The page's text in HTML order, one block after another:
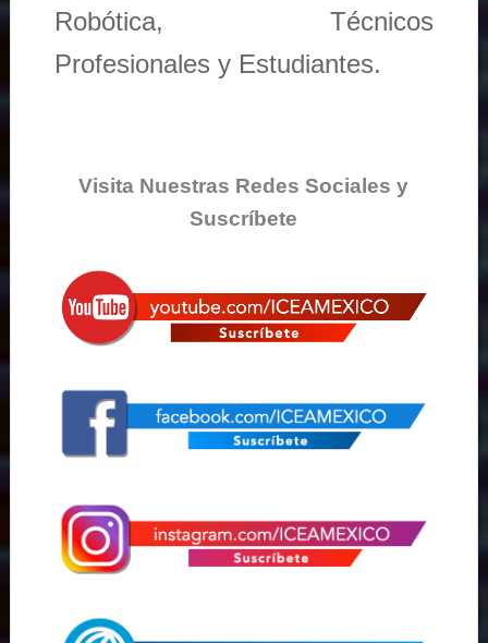
Robótica, Técnicos
Profesionales y Estudiantes.
Visita Nuestras Redes Sociales y
Suscríbete